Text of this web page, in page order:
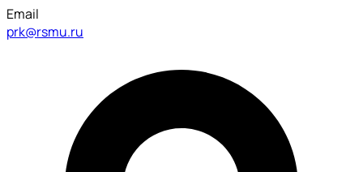
Email
prk@rsmu.ru